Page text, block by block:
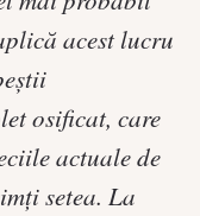
acest lucru
osificat, care
actuale de
setea. La